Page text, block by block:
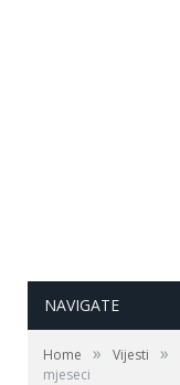
NAVIGATE
Home » Vijesti »
mjeseci